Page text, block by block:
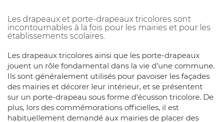
Les drapeaux et porte-drapeaux tricolores sont
incontournables à la fois pour les mairies et pour les
établissements scolaires.
Les drapeaux tricolores ainsi que les porte-drapeaux
jouent un rôle fondamental dans la vie d’une commune.
Ils sont généralement utilisés pour pavoiser les façades
des mairies et décorer leur intérieur, et se présentent
sur un porte-drapeau sous forme d’écusson tricolore. De
plus, lors des commémorations officielles, il est
habituellement demandé aux mairies de placer des